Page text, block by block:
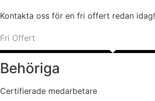
Kontakta oss för en fri offert redan idag!
Fri Offert
Behöriga
Certifierade medarbetare